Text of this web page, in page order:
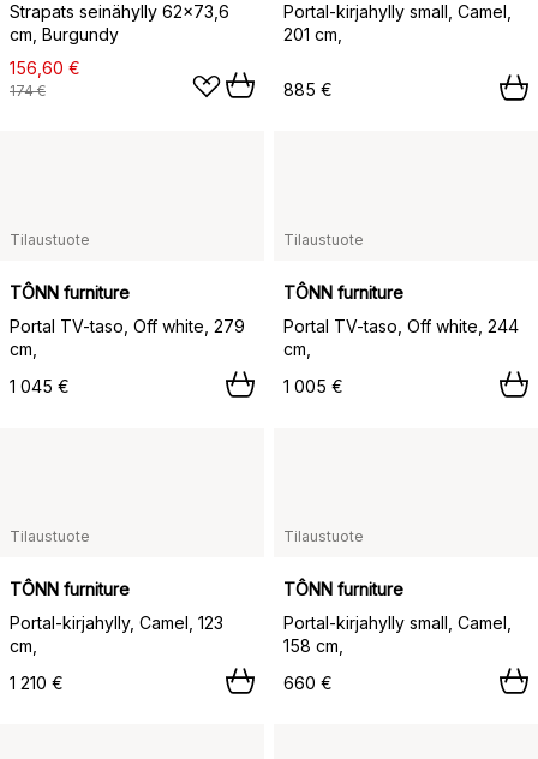
Strapats seinähylly 62x73,6
cm, Burgundy
156,60 €
174 €
Portal-kirjahylly small, Camel,
201 cm,
885 €
Tilaustuote
TÔNN furniture
Portal TV-taso, Off white, 279
cm,
1 045 €
Tilaustuote
TÔNN furniture
Portal TV-taso, Off white, 244
cm,
1 005 €
Tilaustuote
TÔNN furniture
Portal-kirjahylly, Camel, 123
cm,
1 210 €
Tilaustuote
TÔNN furniture
Portal-kirjahylly small, Camel,
158 cm,
660 €